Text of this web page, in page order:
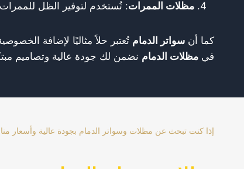
مظلات الممرات: تُستخدم لتوفير الظل للممرات
كما أن سواتر الدمام تُعتبر حلاً مثاليًا لإضافة
في مظلات الدمام نضمن لك جودة عالية وتصاميم
إذا كنت تبحث عن مظلات وسواتر الدمام بجودة عالية وأسعار